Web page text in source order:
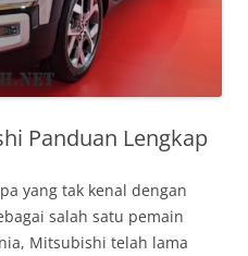
Panduan Lengkap
yang tak kenal dengan
salah satu pemain
Mitsubishi telah lama